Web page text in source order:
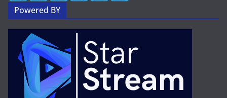
Powered BY